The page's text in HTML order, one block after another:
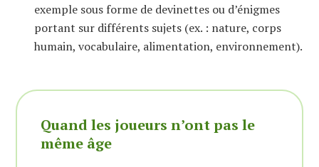
exemple sous forme de devinettes ou d’énigmes
portant sur différents sujets (ex. : nature, corps
humain, vocabulaire, alimentation, environnement).
Quand les joueurs n’ont pas le
même âge